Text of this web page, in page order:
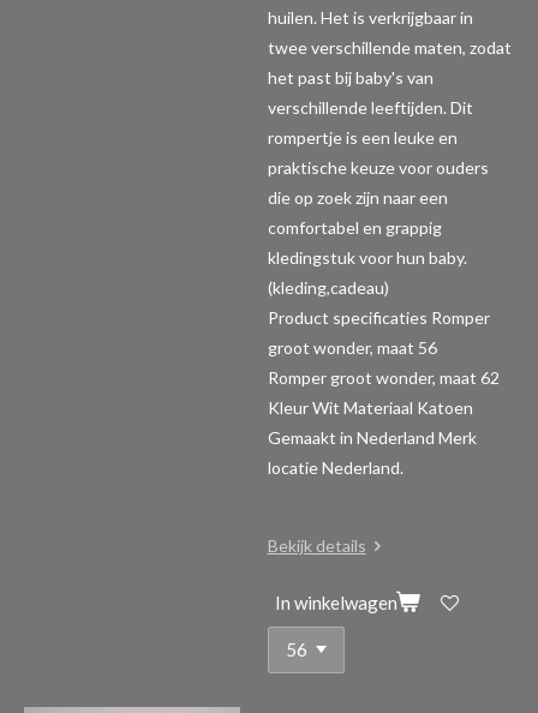
huilen. Het is verkrijgbaar in
twee verschillende maten, zodat
het past bij baby's van
verschillende leeftijden. Dit
rompertje is een leuke en
praktische keuze voor ouders
die op zoek zijn naar een
comfortabel en grappig
kledingstuk voor hun baby.
(kleding,cadeau)
Product specificaties Romper
groot wonder, maat 56
Romper groot wonder, maat 62
Kleur Wit Materiaal Katoen
Gemaakt in Nederland Merk
locatie Nederland.
Bekijk details
In winkelwagen